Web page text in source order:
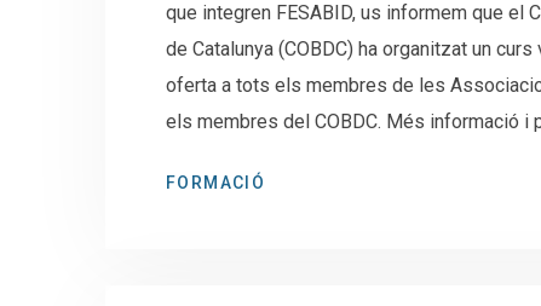
que integren FESABID, us informem que el
de Catalunya (COBDC) ha organitzat un
oferta a tots els membres de les
els membres del COBDC. Més informació i
FORMACIÓ